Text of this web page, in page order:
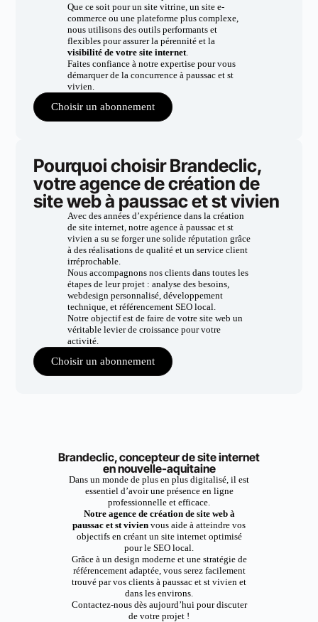
Que ce soit pour un site vitrine, un site e-
commerce ou une plateforme plus complexe,
nous utilisons des outils performants et
flexibles pour assurer la pérennité et la
visibilité de votre site internet.
Faites confiance à notre expertise pour vous
démarquer de la concurrence à paussac et st
vivien.
Choisir un abonnement
Pourquoi choisir Brandeclic,
votre agence de création de
site web à paussac et st vivien
Avec des années d’expérience dans la création
de site internet, notre agence à paussac et st
vivien a su se forger une solide réputation grâce
à des réalisations de qualité et un service client
irréprochable.
Nous accompagnons nos clients dans toutes les
étapes de leur projet : analyse des besoins,
webdesign personnalisé, développement
technique, et référencement SEO local.
Notre objectif est de faire de votre site web un
véritable levier de croissance pour votre
activité.
Choisir un abonnement
Brandeclic, concepteur de site internet
en nouvelle-aquitaine
Dans un monde de plus en plus digitalisé, il est
essentiel d’avoir une présence en ligne
professionnelle et efficace.
Notre agence de création de site web à
paussac et st vivien vous aide à atteindre vos
objectifs en créant un site internet optimisé
pour le SEO local.
Grâce à un design moderne et une stratégie de
référencement adaptée, vous serez facilement
trouvé par vos clients à paussac et st vivien et
dans les environs.
Contactez-nous dès aujourd’hui pour discuter
de votre projet !